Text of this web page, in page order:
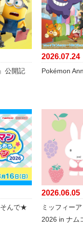
公開記
2026.07.24
Pokémon
そんで★
2026.06.05
ミッフィー
2026 in ナム